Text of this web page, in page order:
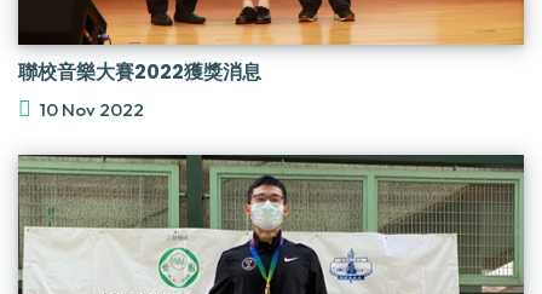
聯校音樂大賽2022獲獎消息
10 Nov 2022